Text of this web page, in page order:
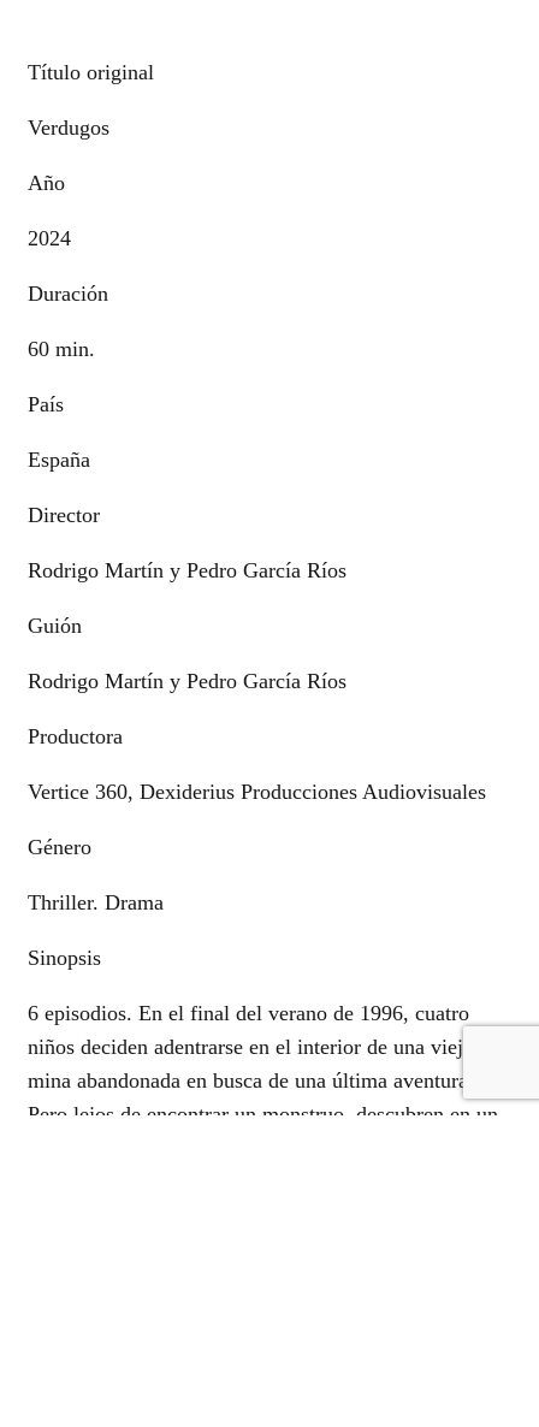
Título original
Verdugos
Año
2024
Duración
60 min.
País
España
Director
Rodrigo Martín y Pedro García Ríos
Guión
Rodrigo Martín y Pedro García Ríos
Productora
Vertice 360, Dexiderius Producciones Audiovisuales
Género
Thriller. Drama
Sinopsis
6 episodios. En el final del verano de 1996, cuatro
niños deciden adentrarse en el interior de una vieja
mina abandonada en busca de una última aventura.
Pero lejos de encontrar un monstruo, descubren en un